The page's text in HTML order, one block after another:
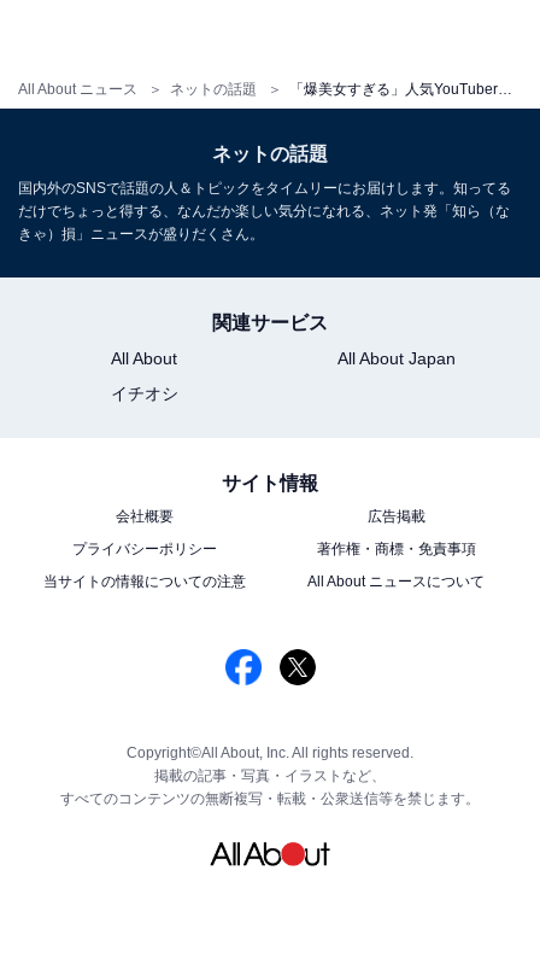
All About ニュース ネットの話題
ネットの話題
国内外のSNSで話題の人＆トピックをタイムリーにお届けします。知ってる
だけでちょっと得する、なんだか楽しい気分になれる、ネット発「知ら（な
きゃ）損」ニュースが盛りだくさん。
関連サービス
All About
All About Japan
イチオシ
サイト情報
会社概要
広告掲載
プライバシーポリシー
著作権・商標・免責事項
当サイトの情報についての注意
All About ニュースについて
Copyright©All About, Inc. All rights reserved.
掲載の記事・写真・イラストなど、
すべてのコンテンツの無断複写・転載・公衆送信等を禁じます。